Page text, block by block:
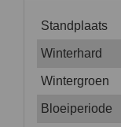
Standplaats
Winterhard
Wintergroen
Bloeiperiode